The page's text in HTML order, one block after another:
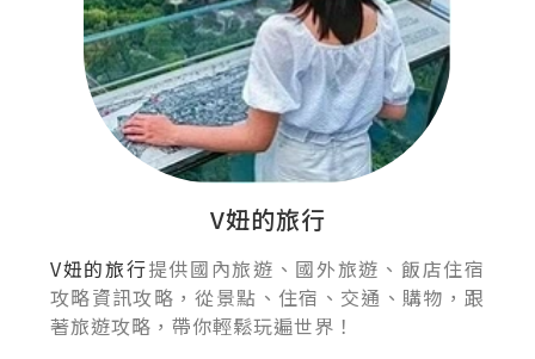
V妞的旅行
V妞的旅行提供國內旅遊、國外旅遊、飯店住宿
攻略資訊攻略，從景點、住宿、交通、購物，跟
著旅遊攻略，帶你輕鬆玩遍世界！